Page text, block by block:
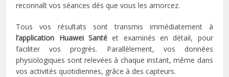
reconnaît vos séances dès que vous les amorcez.
Tous vos résultats sont transmis immédiatement à
l’application Huawei Santéet examinés en détail, pour
faciliter vos progrès. Parallèlement, vos données
physiologiques sont relevées à chaque instant, même dans
vos activités quotidiennes, grâce à des capteurs.